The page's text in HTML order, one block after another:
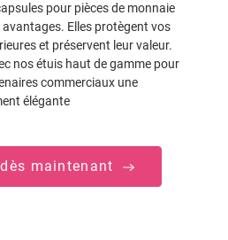
pour pièces de monnaie
Elles protègent vos
et préservent leur valeur.
nos étuis haut de gamme pour
commerciaux une
élégante
maintenant